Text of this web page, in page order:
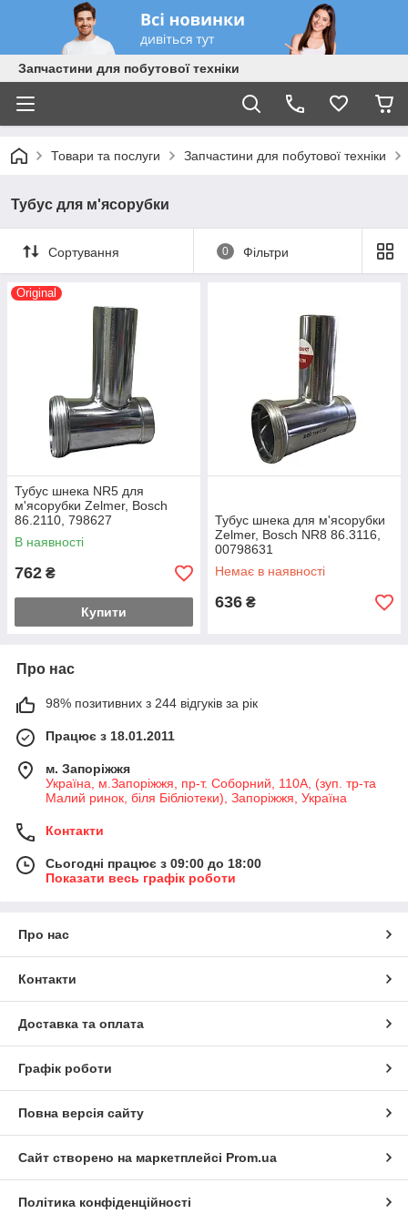
Запчастини для побутової техніки
Товари та послуги Запчастини для побутової техніки
Тубус для м'ясорубки
Сортування 0 Фільтри
Original
Тубус шнека NR5 для
м'ясорубки Zelmer, Bosch
86.2110, 798627
В наявності
762 ₴
Купити
Тубус шнека для м'ясорубки
Zelmer, Bosch NR8 86.3116,
00798631
Немає в наявності
636 ₴
Про нас
98% позитивних з 244 відгуків за рік
Працює з 18.01.2011
м. Запоріжжя
Україна, м.Запоріжжя, пр-т. Соборний, 110А, (зуп. тр-та
Малий ринок, біля Бібліотеки), Запоріжжя, Україна
Контакти
Сьогодні працює з 09:00 до 18:00
Показати весь графік роботи
Про нас
Контакти
Доставка та оплата
Графік роботи
Повна версія сайту
Сайт створено на маркетплейсі Prom.ua
Політика конфіденційності